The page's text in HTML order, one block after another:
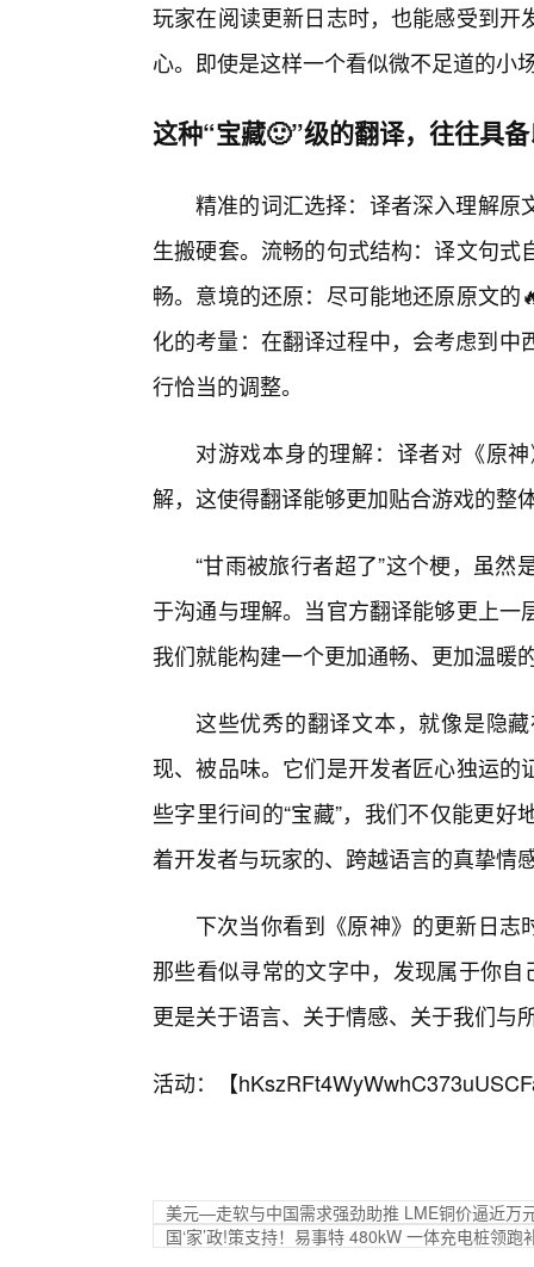
玩家在阅读更新日志时，也能感受到
心。即使是这样一个看似微不足道的小
这种“宝藏🙂”级的翻译，往往具
精准的词汇选择：译者深入理解原
生搬硬套。流畅的句式结构：译文句
畅。意境的还原：尽可能地还原原文
化的考量：在翻译过程中，会考虑到
行恰当的调整。
对游戏本身的理解：译者对《原
解，这使得翻译能够更加贴合游戏的整
“甘雨被旅行者超了”这个梗，虽
于沟通与理解。当官方翻译能够更上
我们就能构建一个更加通畅、更加温暖
这些优秀的翻译文本，就像是隐
现、被品味。它们是开发者匠心独运
些字里行间的“宝藏”，我们不仅能更
着开发者与玩家的、跨越语言的真挚情
下次当你看到《原神》的更新日
那些看似寻常的文字中，发现属于你
更是关于语言、关于情感、关于我们与
活动：【
美元—走软与中国需求强劲助推 LME铜价逼近万
国‘家’政!策支持！易事特 480kW 一体充电桩领跑